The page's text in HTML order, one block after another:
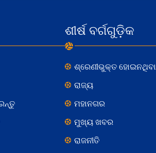
ଶୀର୍ଷ ବର୍ଗଗୁଡ଼ିକ
ଶ୍ରେଣୀଭୁକ୍ତ ହୋଇନଥିବା
ରାଜ୍ୟ
ମହାନଗର
ମୁଖ୍ୟ ଖବର
ରାଜନୀତି